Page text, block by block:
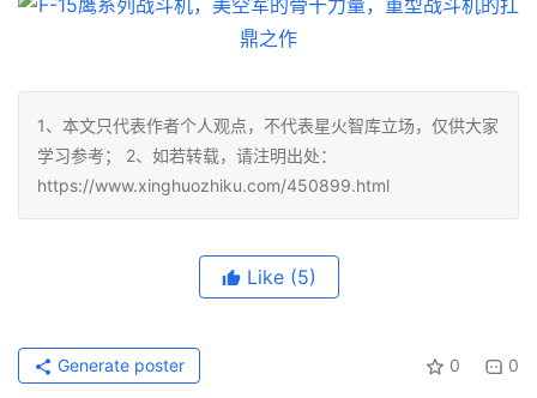
1、本文只代表作者个人观点，不代表星火智库立场，仅供大家
学习参考； 2、如若转载，请注明出处：
https://www.xinghuozhiku.com/450899.html
Like (5)
0 0
Generate poster